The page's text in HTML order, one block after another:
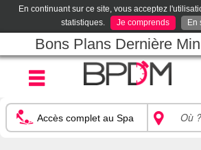
En continuant sur ce site, vous acceptez
statistiques.
Je comprends En
Bons Plans Dernière